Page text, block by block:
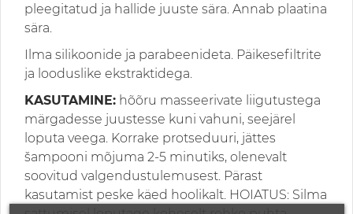
pleegitatud ja hallide juuste sära. Annab plaatina
sära.
Ilma silikoonide ja parabeenideta. Päikesefiltrite
ja looduslike ekstraktidega.
KASUTAMINE: hõõru masseerivate liigutustega
märgadesse juustesse kuni vahuni, seejärel
loputa veega. Korrake protseduuri, jättes
šampooni mõjuma 2-5 minutiks, olenevalt
soovitud valgendustulemusest. Pärast
kasutamist peske käed hoolikalt. HOIATUS: Silma